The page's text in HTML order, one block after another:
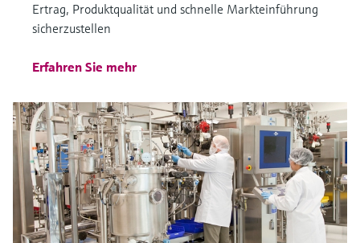
Ertrag, Produktqualität und schnelle Markteinführung
sicherzustellen
Erfahren Sie mehr